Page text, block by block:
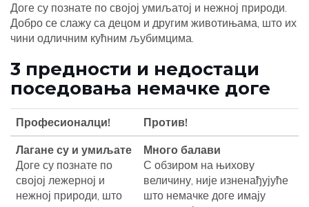
Доге су познате по својој умиљатој и нежној природи.
Добро се слажу са децом и другим животињама, што их
чини одличним кућним љубимцима.
3 предности и недостаци
поседовања немачке доге
Професионалци!
Против!
Лагане су и умиљате
Доге су познате по
својој лежерној и
нежној природи, што
Много балави
С обзиром на њихову
величину, није изненађујуће
што немачке доге имају